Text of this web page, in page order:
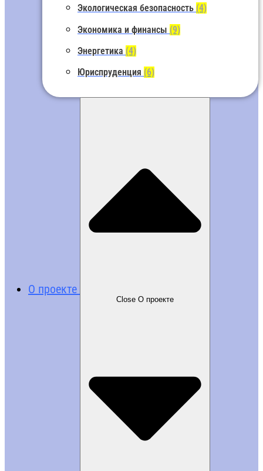
Экологическая безопасность (4)
Экономика и финансы (9)
Энергетика (4)
Юриспруденция (6)
О проекте
Close О проекте